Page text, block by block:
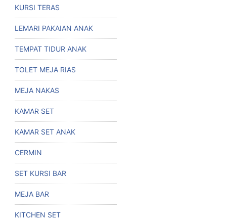
KURSI TERAS
LEMARI PAKAIAN ANAK
TEMPAT TIDUR ANAK
TOLET MEJA RIAS
MEJA NAKAS
KAMAR SET
KAMAR SET ANAK
CERMIN
SET KURSI BAR
MEJA BAR
KITCHEN SET